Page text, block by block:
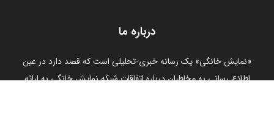
درباره ما
«نمایش خانگی» یک رسانه خبری-تحلیلی است که قصد دارد در عین
اطلاع رسانی به مخاطبان درباره اتفاقات شبکه نمایش خانگی به ارائه